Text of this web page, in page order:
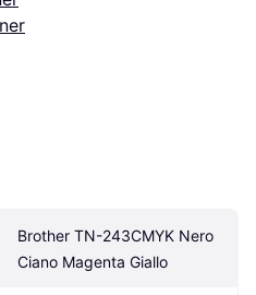
Brother TN-243CMYK Nero
Ciano Magenta Giallo